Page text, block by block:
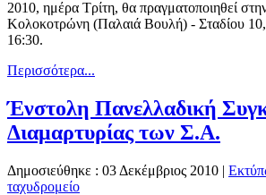
2010, ημέρα Τρίτη, θα πραγματοποιηθεί
Κολοκοτρώνη (Παλαιά Βουλή) - Σταδίου
16:30.
Περισσότερα...
Ένστολη Πανελλαδική
Διαμαρτυρίας των Σ.Α.
Δημοσιεύθηκε : 03 Δεκέμβριος 2010 |
ταχυδρομείο